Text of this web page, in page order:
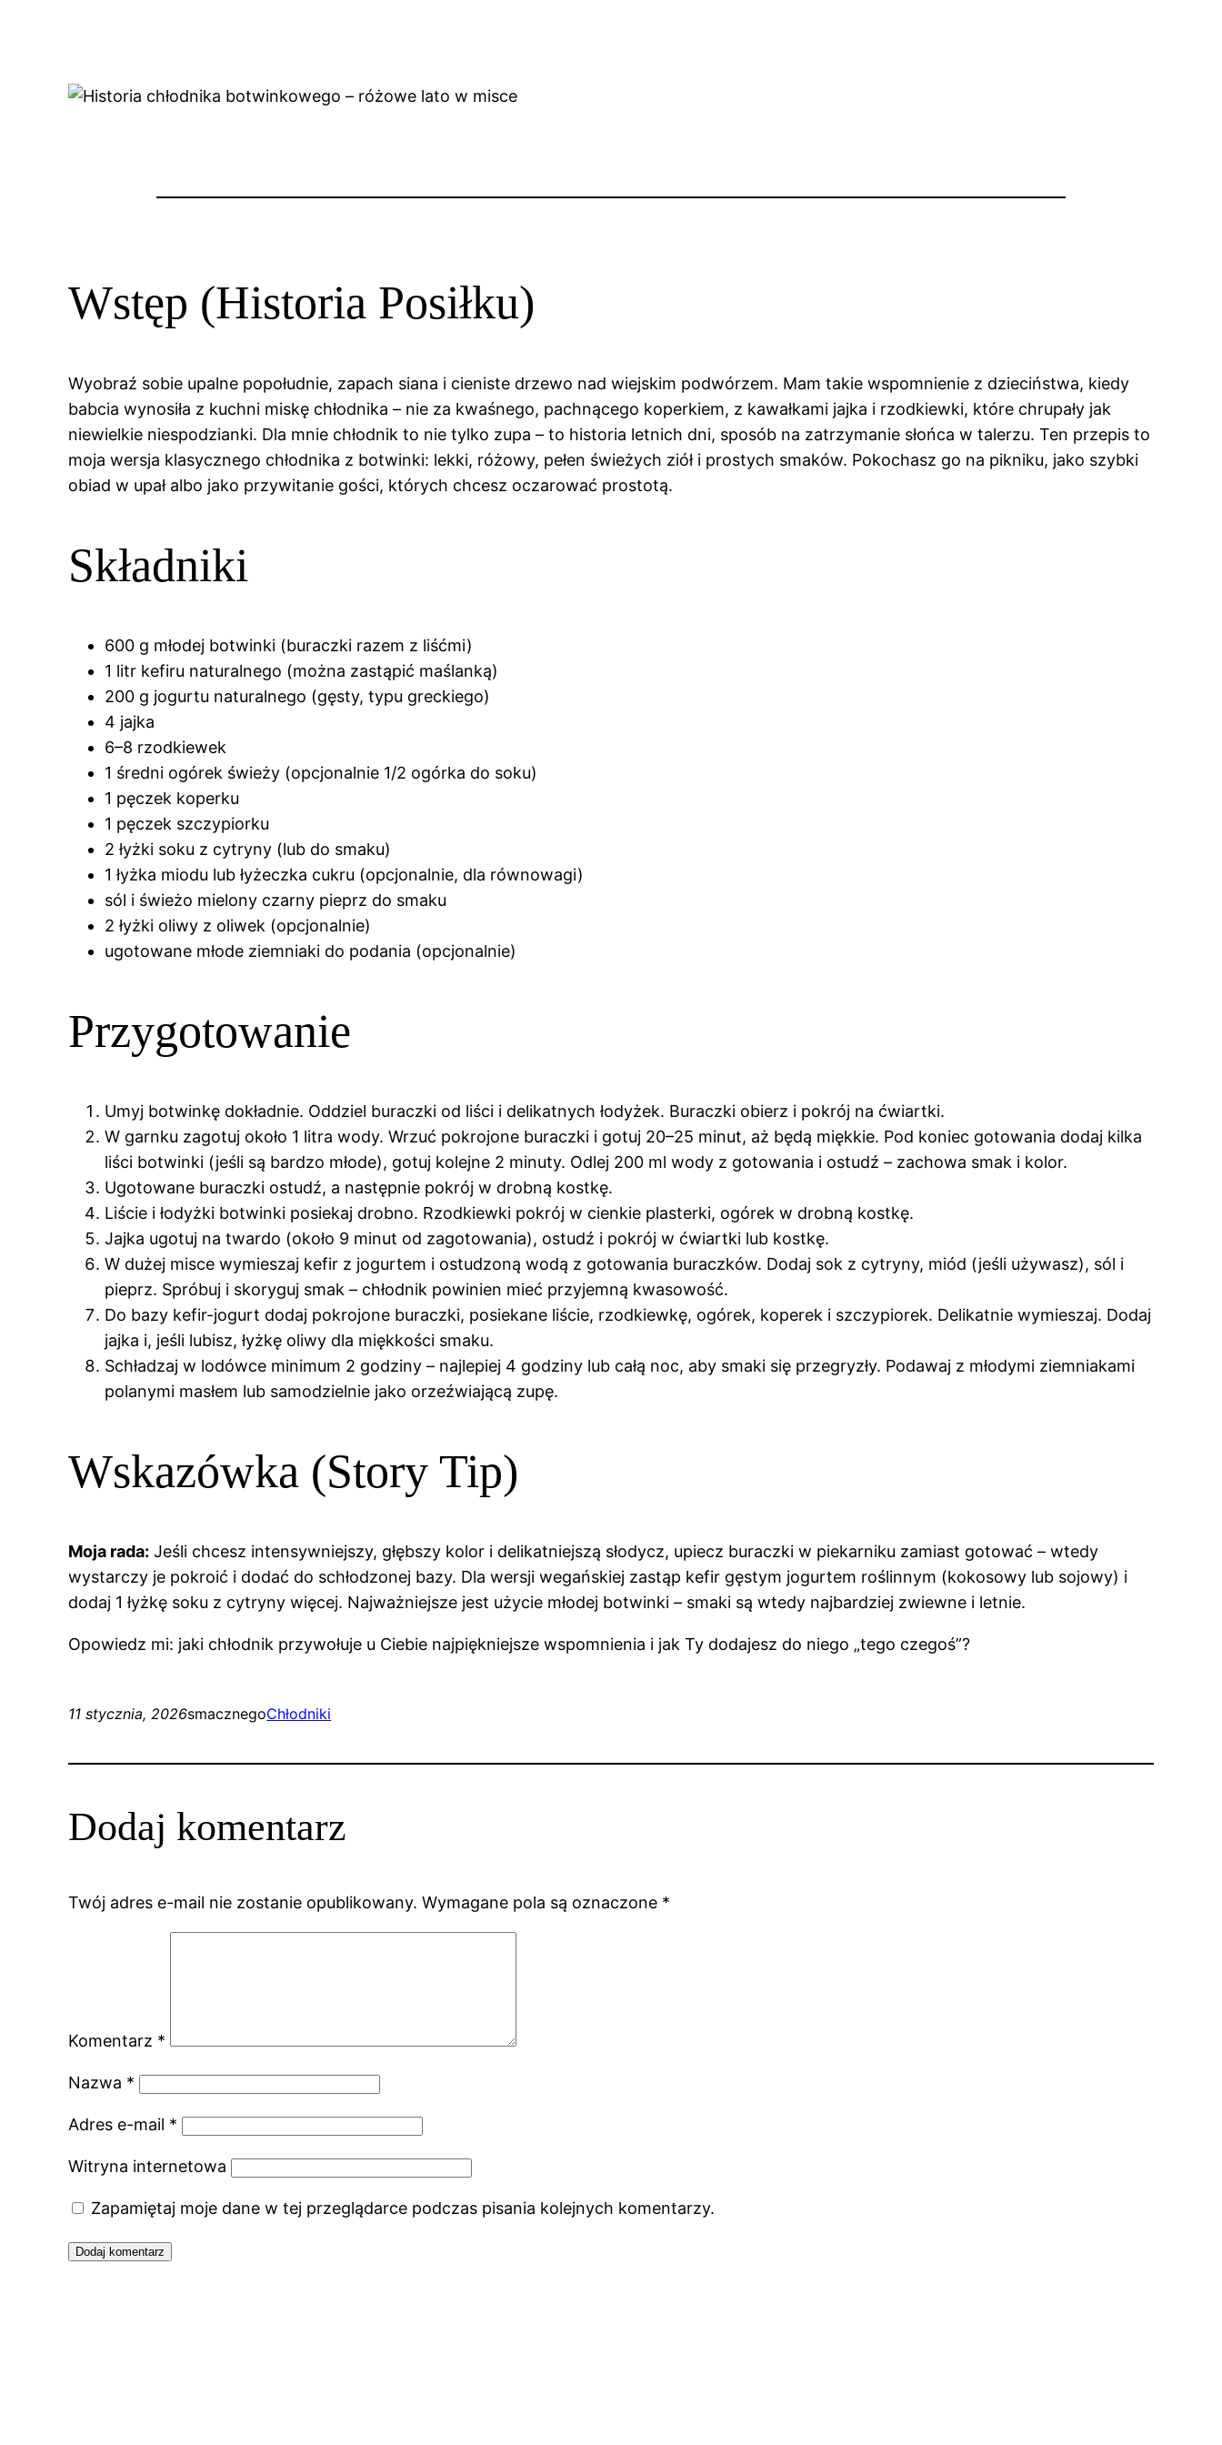
Wstęp (Historia Posiłku)
Wyobraź sobie upalne popołudnie, zapach siana i cieniste drzewo nad wiejskim podwórzem. Mam takie wspomnienie z dzieciństwa, kiedy
babcia wynosiła z kuchni miskę chłodnika – nie za kwaśnego, pachnącego koperkiem, z kawałkami jajka i rzodkiewki, które chrupały jak
niewielkie niespodzianki. Dla mnie chłodnik to nie tylko zupa – to historia letnich dni, sposób na zatrzymanie słońca w talerzu. Ten przepis to
moja wersja klasycznego chłodnika z botwinki: lekki, różowy, pełen świeżych ziół i prostych smaków. Pokochasz go na pikniku, jako szybki
obiad w upał albo jako przywitanie gości, których chcesz oczarować prostotą.
Składniki
600 g młodej botwinki (buraczki razem z liśćmi)
1 litr kefiru naturalnego (można zastąpić maślanką)
200 g jogurtu naturalnego (gęsty, typu greckiego)
4 jajka
6–8 rzodkiewek
1 średni ogórek świeży (opcjonalnie 1/2 ogórka do soku)
1 pęczek koperku
1 pęczek szczypiorku
2 łyżki soku z cytryny (lub do smaku)
1 łyżka miodu lub łyżeczka cukru (opcjonalnie, dla równowagi)
sól i świeżo mielony czarny pieprz do smaku
2 łyżki oliwy z oliwek (opcjonalnie)
ugotowane młode ziemniaki do podania (opcjonalnie)
Przygotowanie
Umyj botwinkę dokładnie. Oddziel buraczki od liści i delikatnych łodyżek. Buraczki obierz i pokrój na ćwiartki.
W garnku zagotuj około 1 litra wody. Wrzuć pokrojone buraczki i gotuj 20–25 minut, aż będą miękkie. Pod koniec gotowania dodaj kilka
liści botwinki (jeśli są bardzo młode), gotuj kolejne 2 minuty. Odlej 200 ml wody z gotowania i ostudź – zachowa smak i kolor.
Ugotowane buraczki ostudź, a następnie pokrój w drobną kostkę.
Liście i łodyżki botwinki posiekaj drobno. Rzodkiewki pokrój w cienkie plasterki, ogórek w drobną kostkę.
Jajka ugotuj na twardo (około 9 minut od zagotowania), ostudź i pokrój w ćwiartki lub kostkę.
W dużej misce wymieszaj kefir z jogurtem i ostudzoną wodą z gotowania buraczków. Dodaj sok z cytryny, miód (jeśli używasz), sól i
pieprz. Spróbuj i skoryguj smak – chłodnik powinien mieć przyjemną kwasowość.
Do bazy kefir-jogurt dodaj pokrojone buraczki, posiekane liście, rzodkiewkę, ogórek, koperek i szczypiorek. Delikatnie wymieszaj. Dodaj
jajka i, jeśli lubisz, łyżkę oliwy dla miękkości smaku.
Schładzaj w lodówce minimum 2 godziny – najlepiej 4 godziny lub całą noc, aby smaki się przegryzły. Podawaj z młodymi ziemniakami
polanymi masłem lub samodzielnie jako orzeźwiającą zupę.
Wskazówka (Story Tip)
Moja rada: Jeśli chcesz intensywniejszy, głębszy kolor i delikatniejszą słodycz, upiecz buraczki w piekarniku zamiast gotować – wtedy
wystarczy je pokroić i dodać do schłodzonej bazy. Dla wersji wegańskiej zastąp kefir gęstym jogurtem roślinnym (kokosowy lub sojowy) i
dodaj 1 łyżkę soku z cytryny więcej. Najważniejsze jest użycie młodej botwinki – smaki są wtedy najbardziej zwiewne i letnie.
Opowiedz mi: jaki chłodnik przywołuje u Ciebie najpiękniejsze wspomnienia i jak Ty dodajesz do niego „tego czegoś”?
11 stycznia, 2026smacznegoChłodniki
Dodaj komentarz
Twój adres e-mail nie zostanie opublikowany. Wymagane pola są oznaczone *
Komentarz *
Nazwa *
Adres e-mail *
Witryna internetowa
Zapamiętaj moje dane w tej przeglądarce podczas pisania kolejnych komentarzy.